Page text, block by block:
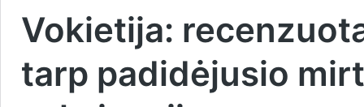
Vokietija:
tarp padidėjusio